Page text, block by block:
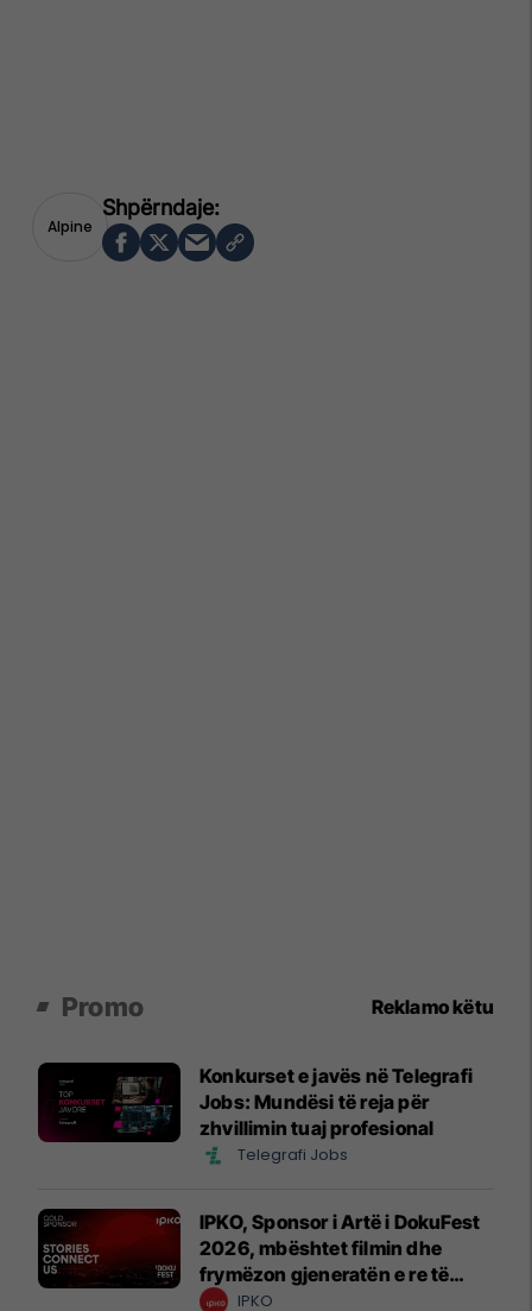
Alpine
Promo Reklamo këtu
Konkurset e javës në Telegrafi
Jobs: Mundësi të reja për
zhvillimin tuaj profesional
Telegrafi Jobs
IPKO, Sponsor i Artë i DokuFest
2026, mbështet filmin dhe
frymëzon gjeneratën e re të
krijuesve
IPKO